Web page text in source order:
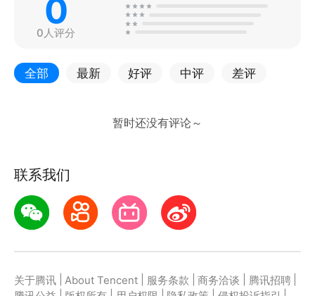
0
0人评分
全部 最新 好评 中评 差评
联系我们
关于腾讯 About Tencent 服务条款 商务洽谈 腾讯招聘